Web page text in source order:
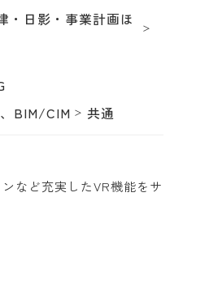
・日影・事業計画ほ
BIM/CIM 共通
など充実したVR機能をサ